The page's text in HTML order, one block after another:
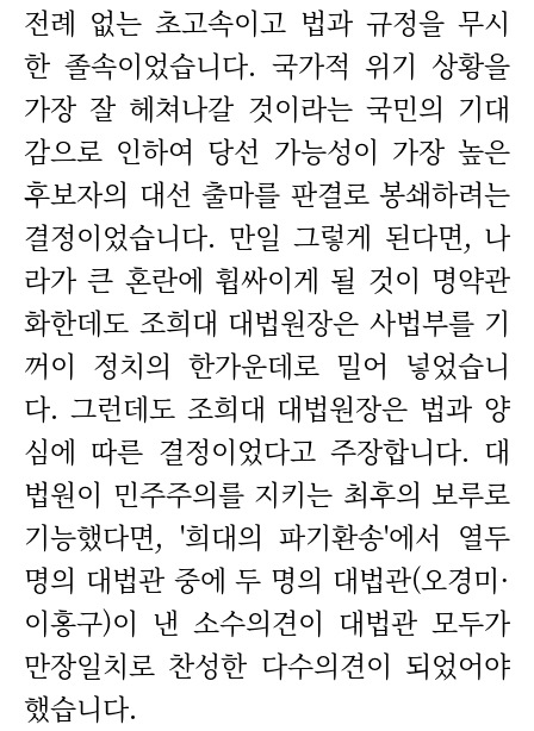
전례 없는 초고속이고 법과 규정을 무시
한 졸속이었습니다. 국가적 위기 상황을
가장 잘 헤쳐나갈 것이라는 국민의 기대
감으로 인하여 당선 가능성이 가장 높은
후보자의 대선 출마를 판결로 봉쇄하려는
결정이었습니다. 만일 그렇게 된다면, 나
라가 큰 혼란에 휩싸이게 될 것이 명약관
화한데도 조희대 대법원장은 사법부를 기
꺼이 정치의 한가운데로 밀어 넣었습니
다. 그런데도 조희대 대법원장은 법과 양
심에 따른 결정이었다고 주장합니다. 대
법원이 민주주의를 지키는 최후의 보루로
기능했다면, '희대의 파기환송'에서 열두
명의 대법관 중에 두 명의 대법관(오경미·
이홍구)이 낸 소수의견이 대법관 모두가
만장일치로 찬성한 다수의견이 되었어야
했습니다.